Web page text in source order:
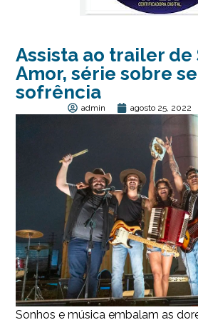
Assista ao trailer de
Amor, série sobre
sofrência
admin agosto 25, 2022
Sonhos e música embalam as